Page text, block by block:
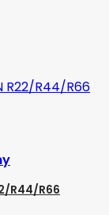
R44/R66